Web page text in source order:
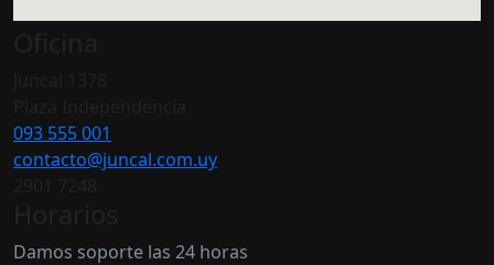
Oficina
Juncal 1378
Plaza Independencia
093 555 001
contacto@juncal.com.uy
2901 7248
Horarios
Damos soporte las 24 horas